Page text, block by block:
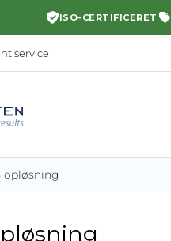
ISO-CERTIFICERET
service
opløsning